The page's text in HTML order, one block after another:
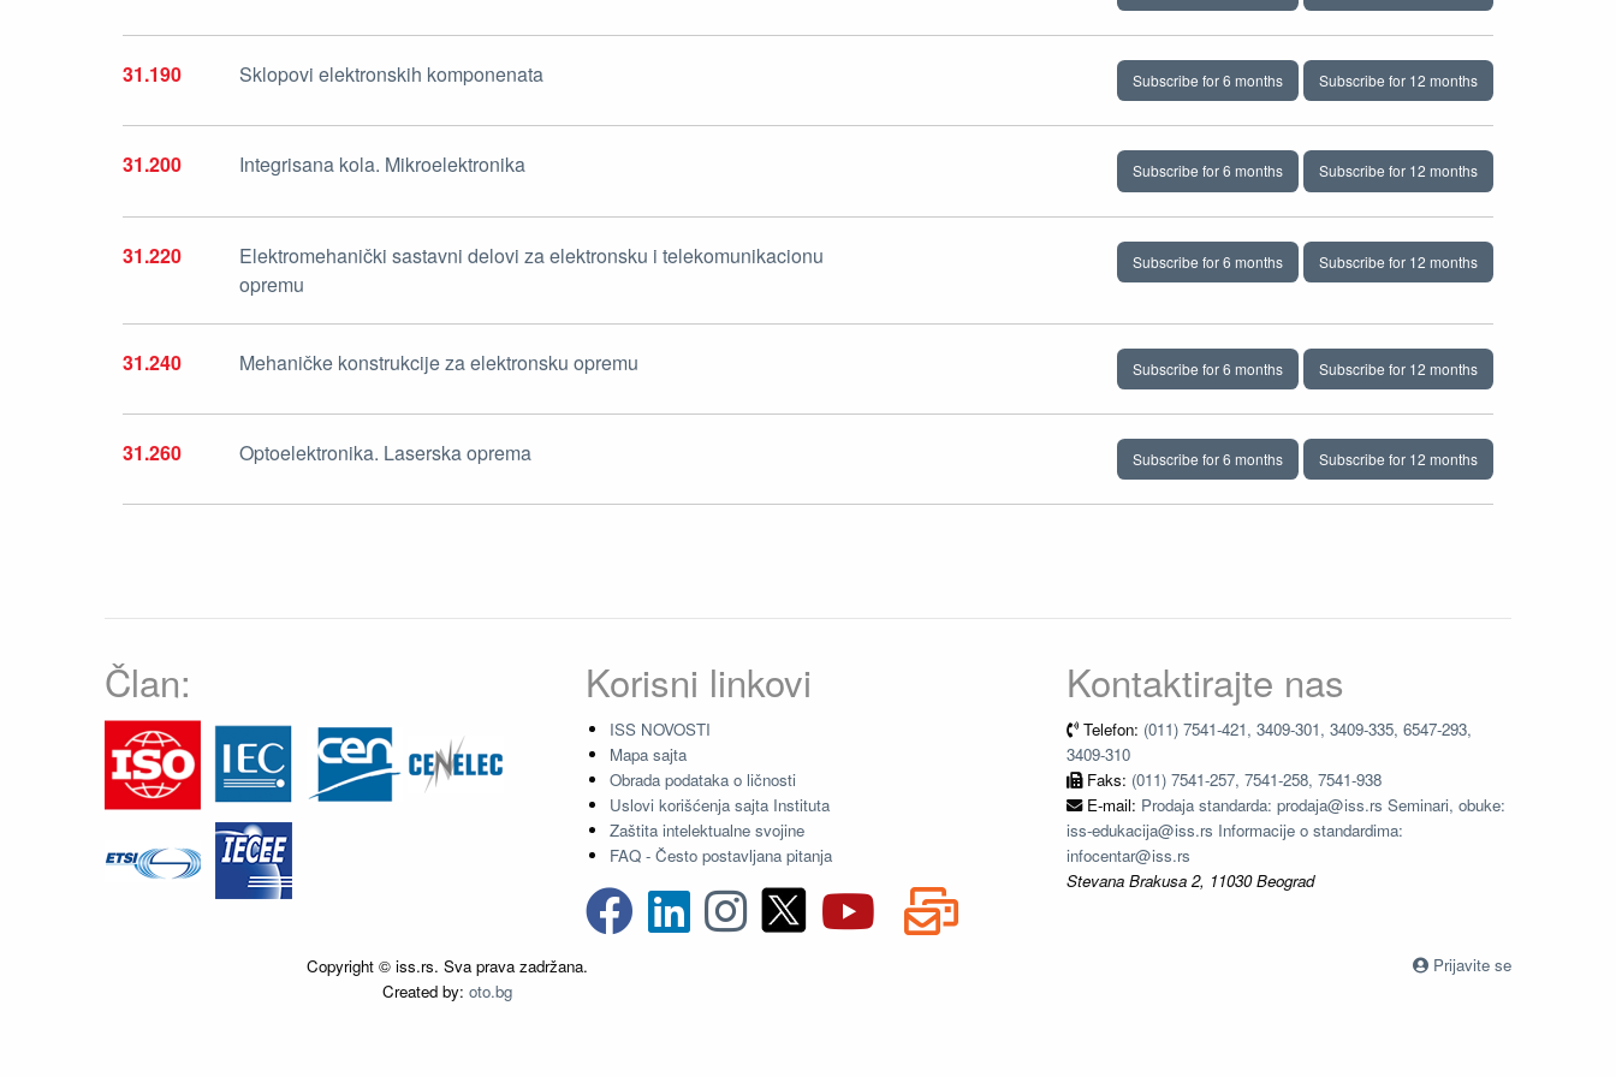
31.190 Sklopovi elektronskih komponenata Subscribe for 6 months Subscribe for 12 months
31.200 Integrisana kola. Mikroelektronika Subscribe for 6 months Subscribe for 12 months
31.220
Elektromehanički sastavni delovi za elektronsku i telekomunikacionu
opremu
Subscribe for 6 months Subscribe for 12 months
31.240 Mehaničke konstrukcije za elektronsku opremu Subscribe for 6 months Subscribe for 12 months
31.260 Optoelektronika. Laserska oprema Subscribe for 6 months Subscribe for 12 months
Član: Korisni linkovi
ISS NOVOSTI
Mapa sajta
Obrada podataka o ličnosti
Uslovi korišćenja sajta Instituta
Zaštita intelektualne svojine
FAQ - Često postavljana pitanja
Kontaktirajte nas
Telefon: (011) 7541-421, 3409-301, 3409-335, 6547-293,
3409-310
Faks: (011) 7541-257, 7541-258, 7541-938
E-mail: Prodaja standarda: prodaja@iss.rs Seminari, obuke:
iss-edukacija@iss.rs Informacije o standardima:
infocentar@iss.rs
Stevana Brakusa 2, 11030 Beograd
Copyright © iss.rs. Sva prava zadržana.
Created by: oto.bg
Prijavite se